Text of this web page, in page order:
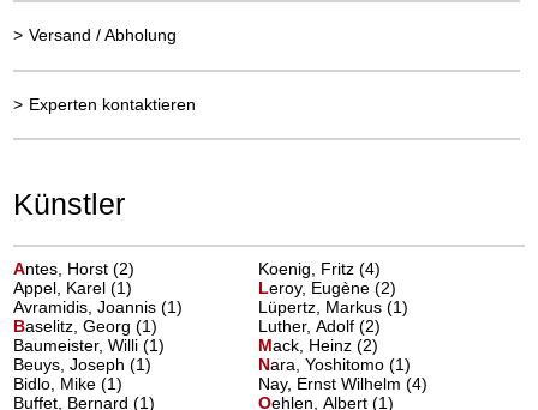
> Versand / Abholung
> Experten kontaktieren
Künstler
Antes, Horst(2)
Appel, Karel (1)
Avramidis, Joannis (1)
Baselitz, Georg(1)
Baumeister, Willi (1)
Beuys, Joseph (1)
Bidlo, Mike (1)
Buffet, Bernard (1)
Koenig, Fritz (4)
Leroy, Eugène(2)
Lüpertz, Markus (1)
Luther, Adolf (2)
Mack, Heinz(2)
Nara, Yoshitomo(1)
Nay, Ernst Wilhelm (4)
Oehlen, Albert(1)